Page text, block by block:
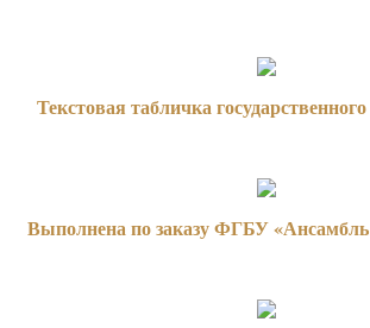
Текстовая табличка
Выполнена по заказу ФГБУ